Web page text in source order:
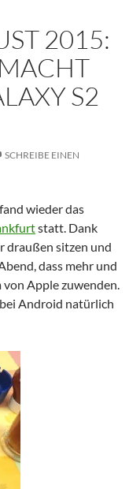
2015:
S2
SCHREIBE EINEN
wieder das
statt. Dank
draußen sitzen und
dass mehr und
Apple zuwenden.
Android natürlich